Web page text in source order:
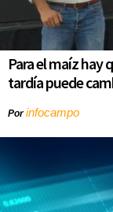
Para el maíz hay
tardía puede
Porinfocampo